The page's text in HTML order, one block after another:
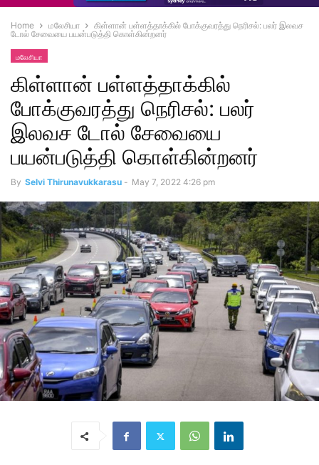
Home மலேசியா
கிள்ளான் பள்ளத்தாக்கில் போக்குவரத்து நெரிசல்: பலர் இலவச
டோல் சேவையை பயன்படுத்தி கொள்கின்றனர்
மலேசியா
கிள்ளான் பள்ளத்தாக்கில்
போக்குவரத்து நெரிசல்: பலர்
இலவச டோல் சேவையை
பயன்படுத்தி கொள்கின்றனர்
By Selvi Thirunavukkarasu - May 7, 2022 4:26 pm